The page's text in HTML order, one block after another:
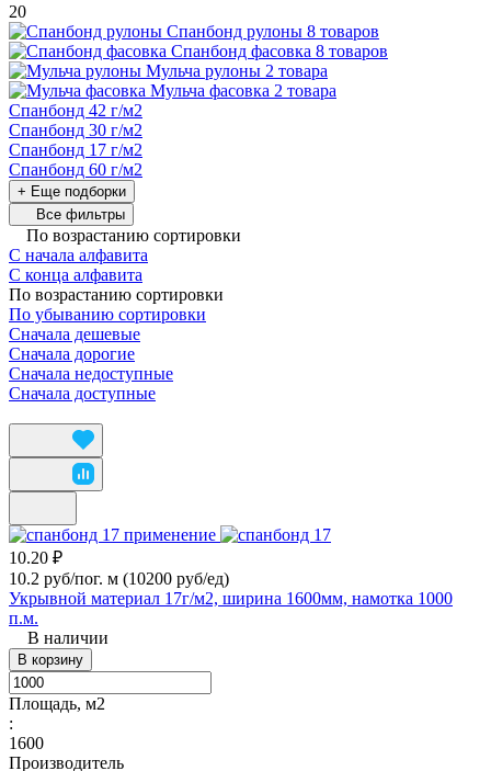
20
Спанбонд рулоны 8 товаров
Спанбонд фасовка 8 товаров
Мульча рулоны 2 товара
Мульча фасовка 2 товара
Спанбонд 42 г/м2
Спанбонд 30 г/м2
Спанбонд 17 г/м2
Спанбонд 60 г/м2
+ Еще подборки
Все фильтры
По возрастанию сортировки
С начала алфавита
С конца алфавита
По возрастанию сортировки
По убыванию сортировки
Сначала дешевые
Сначала дорогие
Сначала недоступные
Сначала доступные
10.20 ₽
10.2 руб/пог. м (10200 руб/eд)
Укрывной материал 17г/м2, ширина 1600мм, намотка 1000
п.м.
В наличии
В корзину
Площадь, м2
:
1600
Производитель